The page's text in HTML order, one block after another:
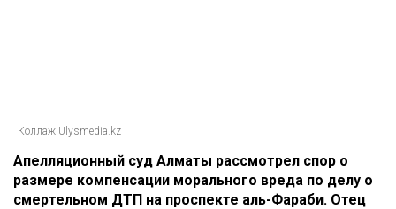
Коллаж Ulysmedia.kz
Апелляционный суд Алматы рассмотрел спор о
размере компенсации морального вреда по делу о
смертельном ДТП на проспекте аль-Фараби. Отец